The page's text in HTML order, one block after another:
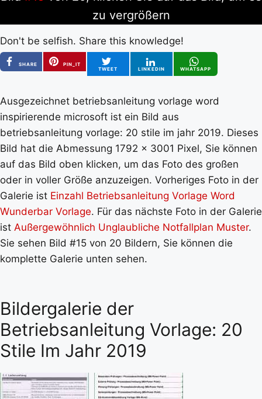
zu vergrößern
Don't be selfish. Share this knowledge!
SHARE
PIN_IT
TWEET
LINKEDIN WHATSAPP
Ausgezeichnet betriebsanleitung vorlage word
inspirierende microsoft ist ein Bild aus
betriebsanleitung vorlage: 20 stile im jahr 2019. Dieses
Bild hat die Abmessung 1792 x 3001 Pixel, Sie können
auf das Bild oben klicken, um das Foto des großen
oder in voller Größe anzuzeigen. Vorheriges Foto in der
Galerie ist Einzahl Betriebsanleitung Vorlage Word
Wunderbar Vorlage. Für das nächste Foto in der Galerie
ist Außergewöhnlich Unglaubliche Notfallplan Muster.
Sie sehen Bild #15 von 20 Bildern, Sie können die
komplette Galerie unten sehen.
Bildergalerie der
Betriebsanleitung Vorlage: 20
Stile Im Jahr 2019